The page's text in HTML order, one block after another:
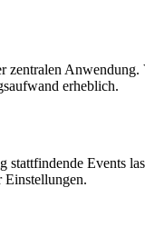
zentralen
erheblich.
Events
Einstellungen.